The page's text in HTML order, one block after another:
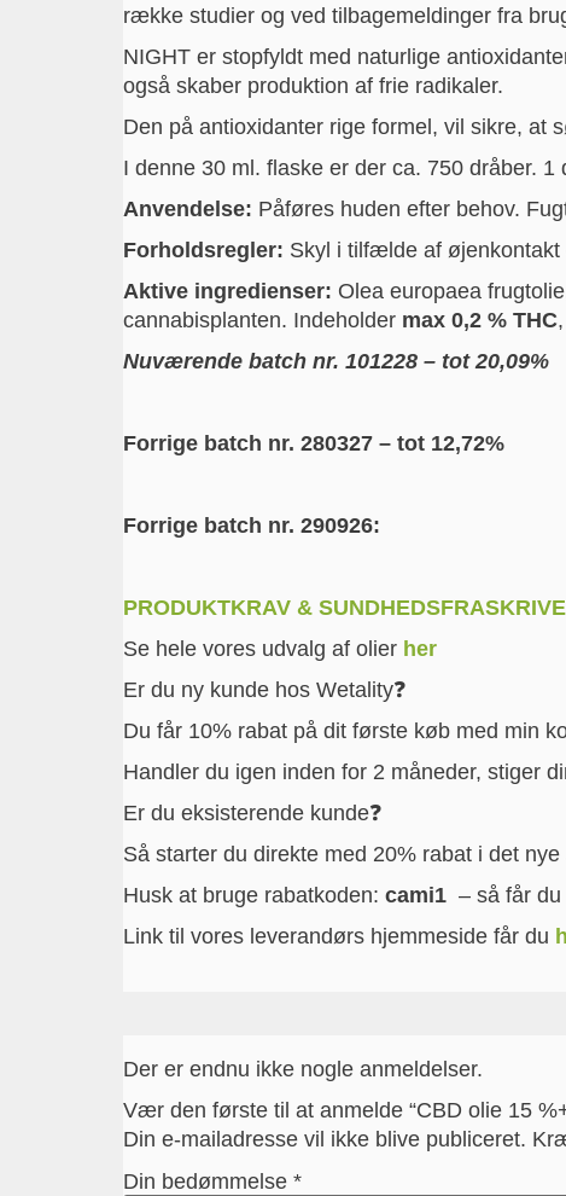
række studier og ved tilbagemeldinger fra
NIGHT er stopfyldt med naturlige
også skaber produktion af frie radikaler.
Den på antioxidanter rige formel, vil sikre, at
I denne 30 ml. flaske er der ca. 750 dråber.
Anvendelse: Påføres huden efter behov.
Forholdsregler: Skyl i tilfælde af øjenkontakt
Aktive ingredienser: Olea europaea
cannabisplanten. Indeholder max 0,2 % THC
Nuværende batch nr. 101228 – tot 20,09%
Forrige batch nr. 280327 – tot 12,72%
Forrige batch nr. 290926:
PRODUKTKRAV &
Se hele vores udvalg af olier her
Er du ny kunde hos Wetality❓
Du får 10% rabat på dit første køb med min
Handler du igen inden for 2 måneder, stiger
Er du eksisterende kunde❓
Så starter du direkte med 20% rabat i det nye
Husk at bruge rabatkoden: cami1 – så får
Link til vores leverandørs hjemmeside får du
Der er endnu ikke nogle anmeldelser.
Vær den første til at anmelde “CBD olie 15
Din e-mailadresse vil ikke blive publiceret.
Din bedømmelse *